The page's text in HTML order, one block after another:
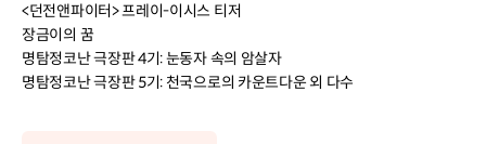
<던전앤파이터> 프레이-이시스 티저
장금이의 꿈
명탐정코난 극장판 4기: 눈동자 속의 암살자
명탐정코난 극장판 5기: 천국으로의 카운트다운 외 다수